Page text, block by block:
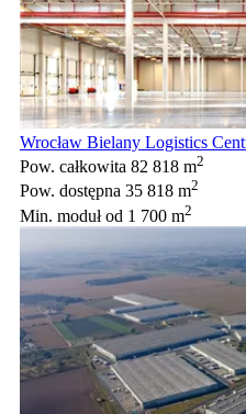
Wrocław Bielany Logistics
Pow. całkowita 82 818 m2
Pow. dostępna 35 818 m2
Min. modułod 1 700 m2